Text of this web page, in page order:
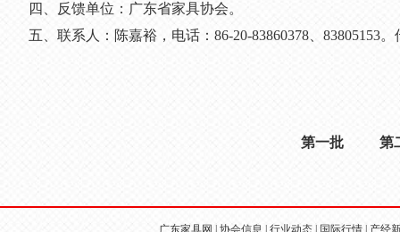
四、反馈单位：广东省家具协会。
五、联系人：陈嘉裕，电话：86-20-83860378、83805153。
第一批 第